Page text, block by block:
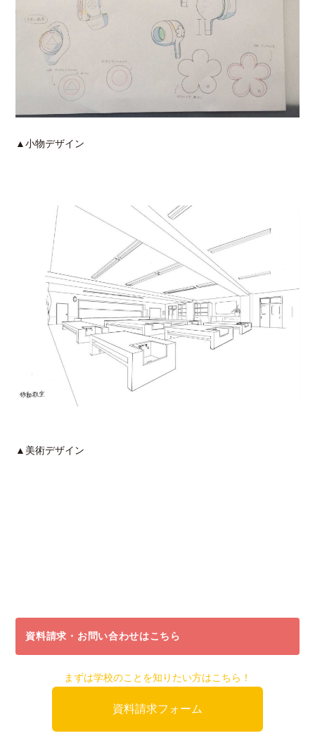
▲小物デザイン
▲美術デザイン
資料請求・お問い合わせはこちら
まずは学校のことを知りたい方はこちら！
資料請求フォーム